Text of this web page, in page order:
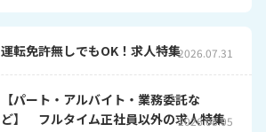
運転免許無しでもOK！求人特集2026.07.31
【パート・アルバイト・業務委託な
ど】 フルタイム正社員以外の求人特集
2026.08.05